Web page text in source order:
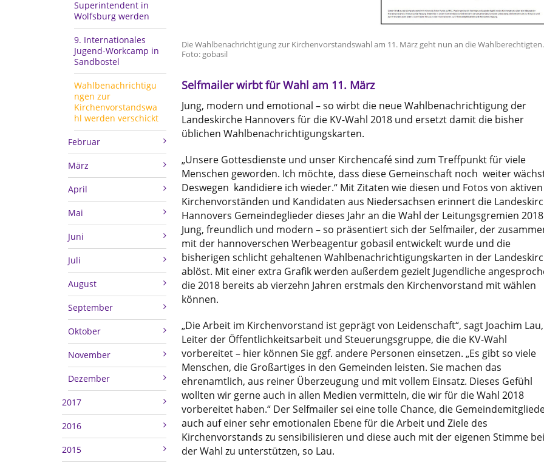
Superintendent in
Wolfsburg werden
9. Internationales
Jugend-Workcamp in
Sandbostel
Wahlbenachrichtigu
ngen zur
Kirchenvorstandswa
hl werden verschickt
Februar
März
April
Mai
Juni
Juli
August
September
Oktober
November
Dezember
2017
2016
2015
Die Wahlbenachrichtigung zur Kirchenvorstandswahl am 11. März geht nun an die Wahlberechtigten.
Foto: gobasil
Selfmailer wirbt für Wahl am 11. März
Jung, modern und emotional – so wirbt die neue Wahlbenachrichtigung der
Landeskirche Hannovers für die KV-Wahl 2018 und ersetzt damit die bisher
üblichen Wahlbenachrichtigungskarten.
„Unsere Gottesdienste und unser Kirchencafé sind zum Treffpunkt für viele
Menschen geworden. Ich möchte, dass diese Gemeinschaft noch weiter
Deswegen kandidiere ich wieder.“ Mit Zitaten wie diesen und Fotos von aktiven
Kirchenvorständen und Kandidaten aus Niedersachsen erinnert die
Hannovers Gemeindeglieder dieses Jahr an die Wahl der Leitungsgremien
Jung, freundlich und modern – so präsentiert sich der Selfmailer, der
mit der hannoverschen Werbeagentur gobasil entwickelt wurde und die
bisherigen schlicht gehaltenen Wahlbenachrichtigungskarten in der
ablöst. Mit einer extra Grafik werden außerdem gezielt Jugendliche
die 2018 bereits ab vierzehn Jahren erstmals den Kirchenvorstand mit wählen
können.
„Die Arbeit im Kirchenvorstand ist geprägt von Leidenschaft“, sagt Joachim Lau,
Leiter der Öffentlichkeitsarbeit und Steuerungsgruppe, die die KV-Wahl
vorbereitet – hier können Sie ggf. andere Personen einsetzen. „Es gibt so viele
Menschen, die Großartiges in den Gemeinden leisten. Sie machen das
ehrenamtlich, aus reiner Überzeugung und mit vollem Einsatz. Dieses Gefühl
wollten wir gerne auch in allen Medien vermitteln, die wir für die Wahl 2018
vorbereitet haben.“ Der Selfmailer sei eine tolle Chance, die
auch auf einer sehr emotionalen Ebene für die Arbeit und Ziele des
Kirchenvorstands zu sensibilisieren und diese auch mit der eigenen Stimme bei
der Wahl zu unterstützen, so Lau.